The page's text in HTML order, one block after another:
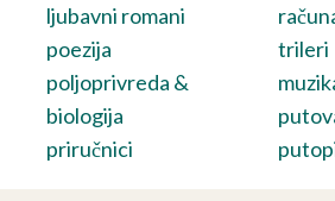
ljubavni romani
poezija
poljoprivreda &
biologija
priručnici
trileri